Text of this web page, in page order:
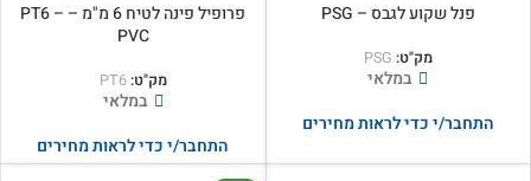
פנל שקוע לגבס – PSG
מק"ט: PSG
במלאי
התחבר/י כדי לראות מחירים
פרופיל פינה לטיח 6 מ"מ – PT6 –
PVC
מק"ט:PT6
במלאי
התחבר/י כדי לראות מחירים